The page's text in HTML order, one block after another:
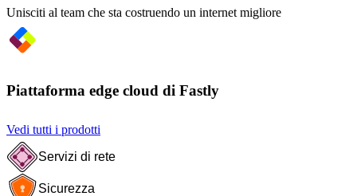
Unisciti al team che sta costruendo un internet migliore
Piattaforma edge cloud di Fastly
Vedi tutti i prodotti
Servizi di rete
Sicurezza